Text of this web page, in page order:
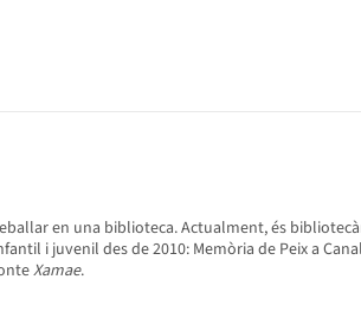
en una biblioteca. Actualment, és
i juvenil des de 2010: Memòria de Peix a
Xamae.